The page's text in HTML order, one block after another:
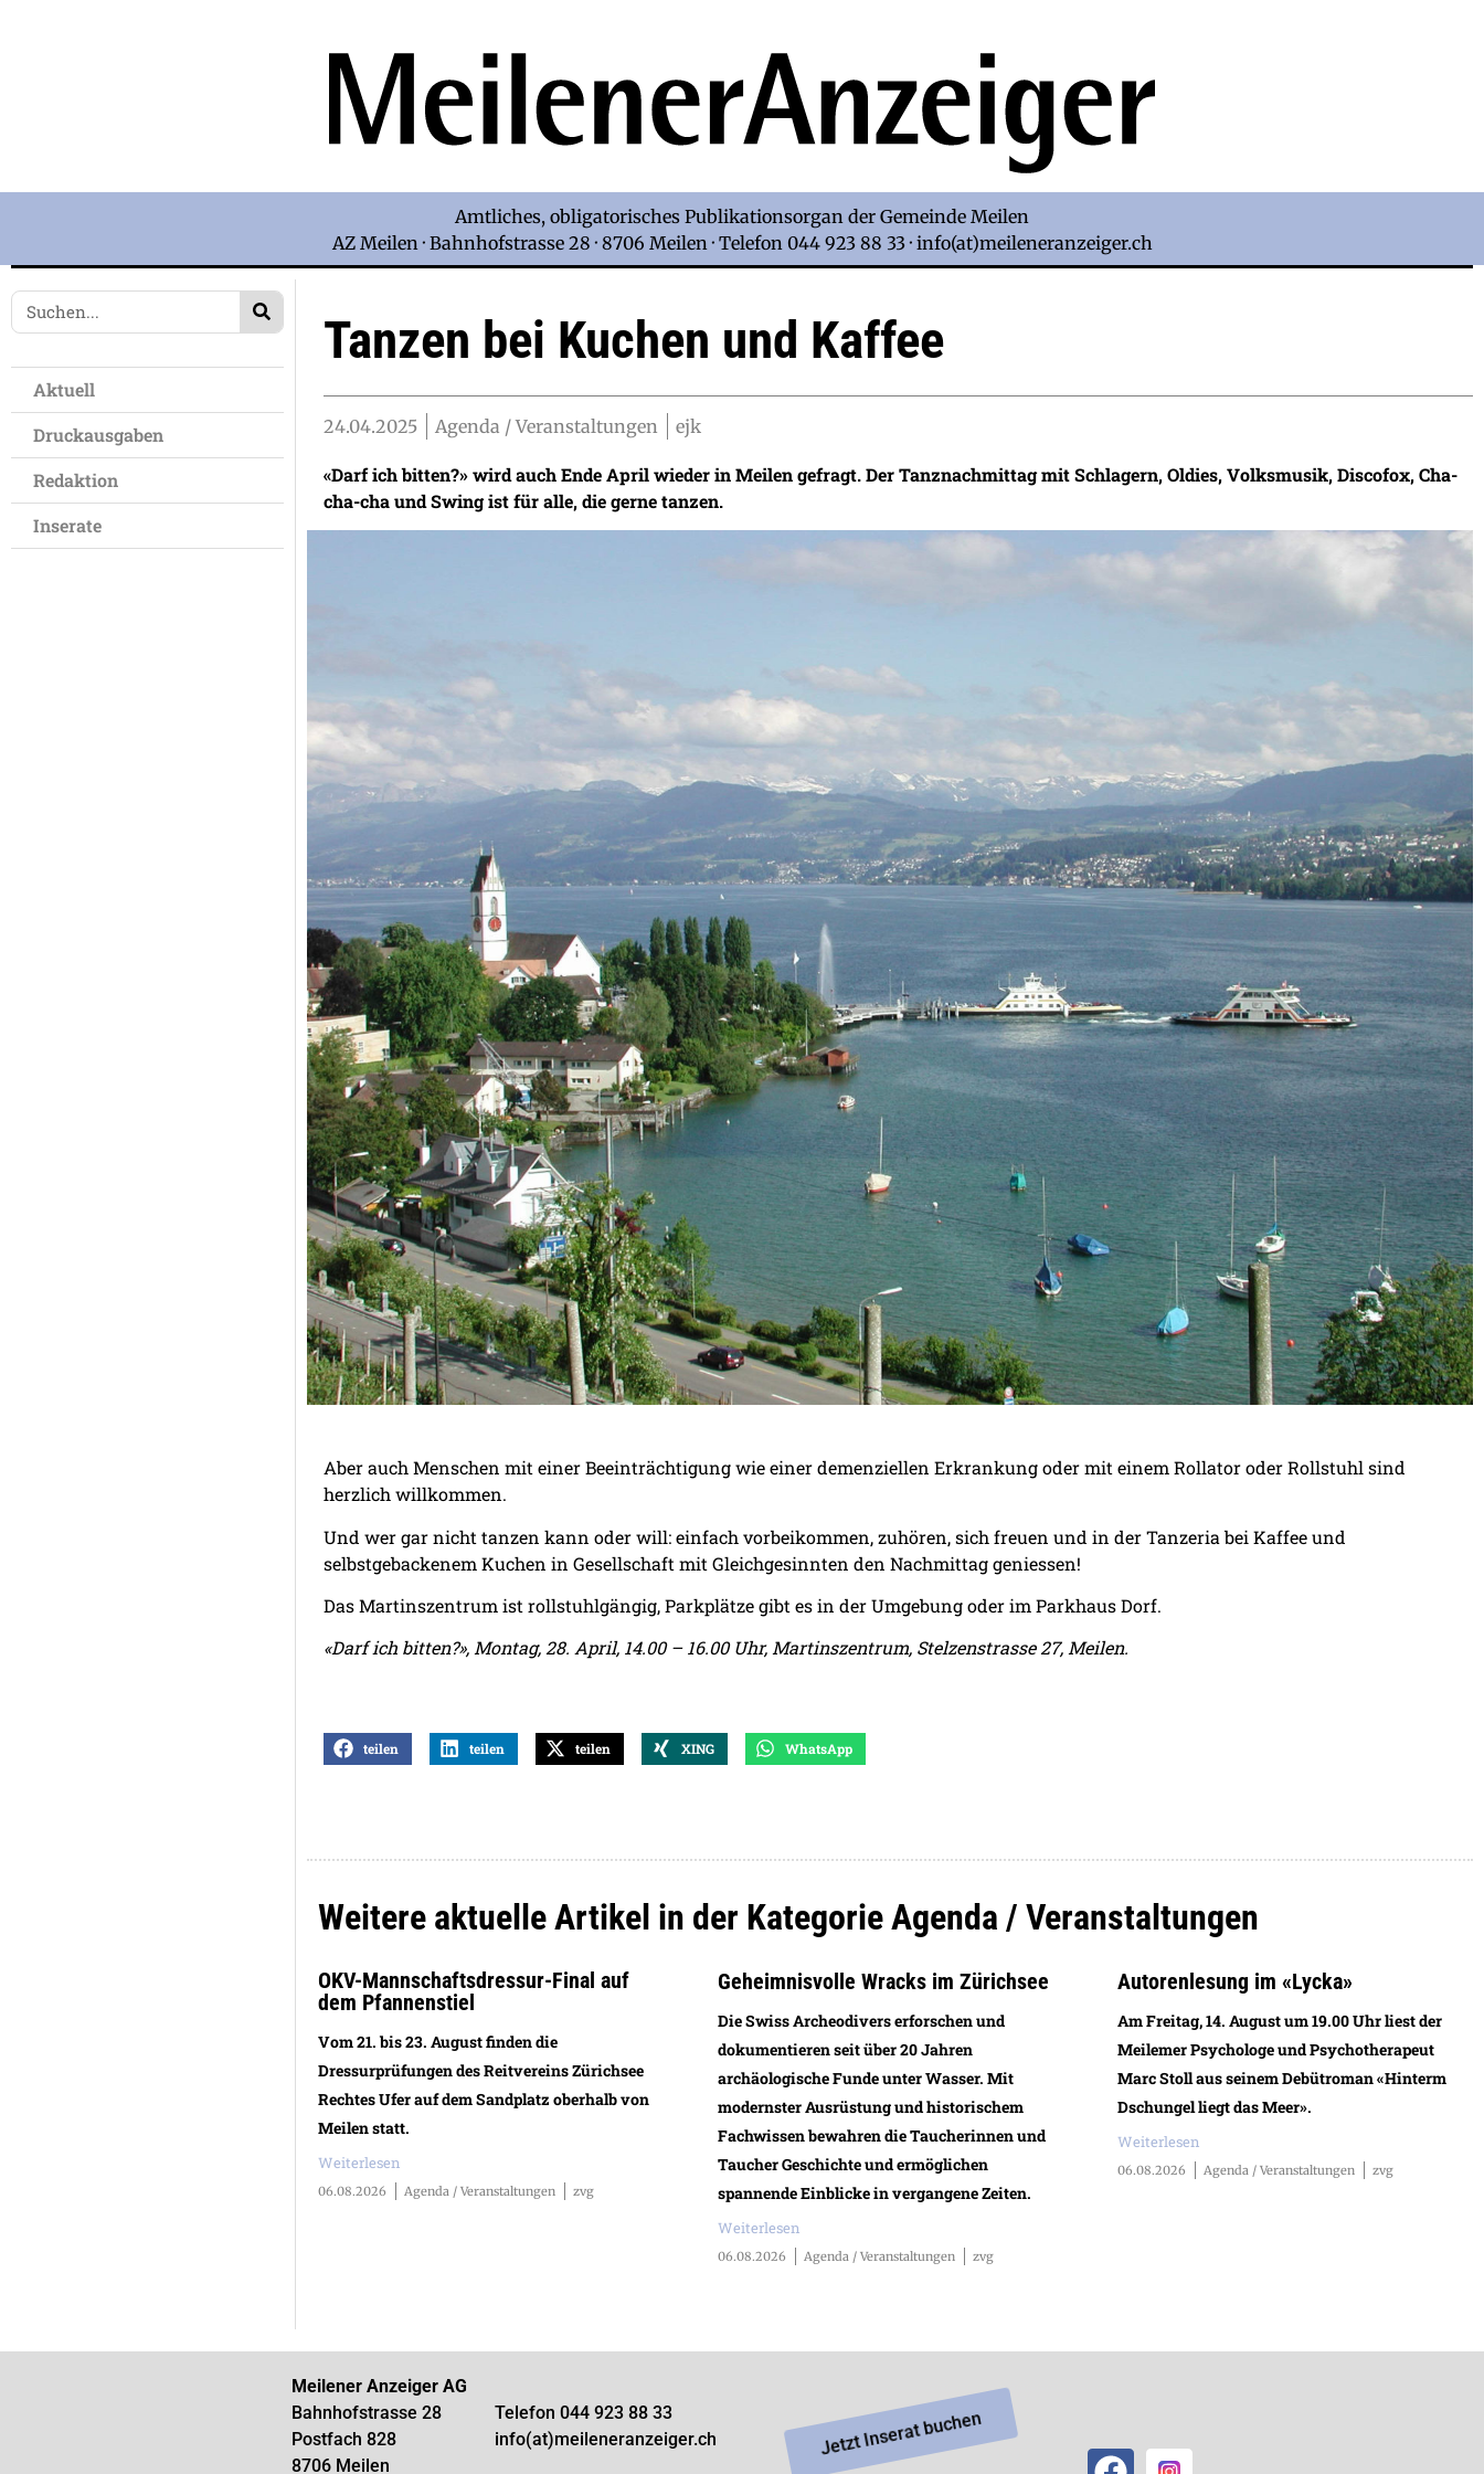
Amtliches, obligatorisches Publikationsorgan der Gemeinde Meilen
AZ Meilen · Bahnhofstrasse 28 · 8706 Meilen · Telefon 044 923 88 33 · info(at)meileneranzeiger.ch
Aktuell
Druckausgaben
Redaktion
Inserate
Tanzen bei Kuchen und Kaffee
24.04.2025 Agenda / Veranstaltungen ejk
«Darf ich bitten?» wird auch Ende April wieder in Meilen gefragt. Der Tanznachmittag mit Schlagern, Oldies, Volksmusik, Discofox, Cha-
cha-cha und Swing ist für alle, die gerne tanzen.
Aber auch Menschen mit einer Beeinträchtigung wie einer demenziellen Erkrankung oder mit einem Rollator oder Rollstuhl sind
herzlich willkommen.
Und wer gar nicht tanzen kann oder will: einfach vorbeikommen, zuhören, sich freuen und in der Tanzeria bei Kaffee und
selbstgebackenem Kuchen in Gesellschaft mit Gleichgesinnten den Nachmittag geniessen!
Das Martinszentrum ist rollstuhlgängig, Parkplätze gibt es in der Umgebung oder im Parkhaus Dorf.
«Darf ich bitten?», Montag, 28. April, 14.00 – 16.00 Uhr, Martinszentrum, Stelzenstrasse 27, Meilen.
teilen teilen teilen XING WhatsApp
Weitere aktuelle Artikel in der Kategorie Agenda / Veranstaltungen
OKV-Mannschaftsdressur-Final auf
dem Pfannenstiel
Vom 21. bis 23. August finden die
Dressurprüfungen des Reitvereins Zürichsee
Rechtes Ufer auf dem Sandplatz oberhalb von
Meilen statt.
Weiterlesen
06.08.2026 Agenda / Veranstaltungen zvg
Geheimnisvolle Wracks im Zürichsee
Die Swiss Archeodivers erforschen und
dokumentieren seit über 20 Jahren
archäologische Funde unter Wasser. Mit
modernster Ausrüstung und historischem
Fachwissen bewahren die Taucherinnen und
Taucher Geschichte und ermöglichen
spannende Einblicke in vergangene Zeiten.
Weiterlesen
06.08.2026 Agenda / Veranstaltungen zvg
Autorenlesung im «Lycka»
Am Freitag, 14. August um 19.00 Uhr liest der
Meilemer Psychologe und Psychotherapeut
Marc Stoll aus seinem Debütroman «Hinterm
Dschungel liegt das Meer».
Weiterlesen
06.08.2026 Agenda / Veranstaltungen zvg
Meilener Anzeiger AG
Bahnhofstrasse 28
Postfach 828
8706 Meilen
Telefon 044 923 88 33
info(at)meileneranzeiger.ch
Jetzt Inserat buchen